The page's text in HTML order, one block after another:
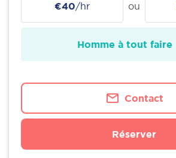
€40/hr ou
Homme à tout faire
Contact
Réserver